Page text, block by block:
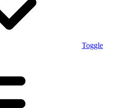
Toggle